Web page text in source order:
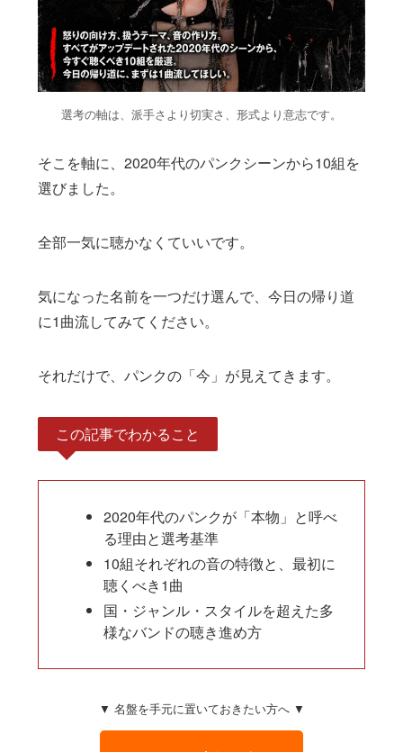
選考の軸は、派手さより切実さ、形式より意志です。
そこを軸に、2020年代のパンクシーンから10組を
選びました。
全部一気に聴かなくていいです。
気になった名前を一つだけ選んで、今日の帰り道
に1曲流してみてください。
それだけで、パンクの「今」が見えてきます。
この記事でわかること
2020年代のパンクが「本物」と呼べ
る理由と選考基準
10組それぞれの音の特徴と、最初に
聴くべき1曲
国・ジャンル・スタイルを超えた多
様なバンドの聴き進め方
▼ 名盤を手元に置いておきたい方へ ▼